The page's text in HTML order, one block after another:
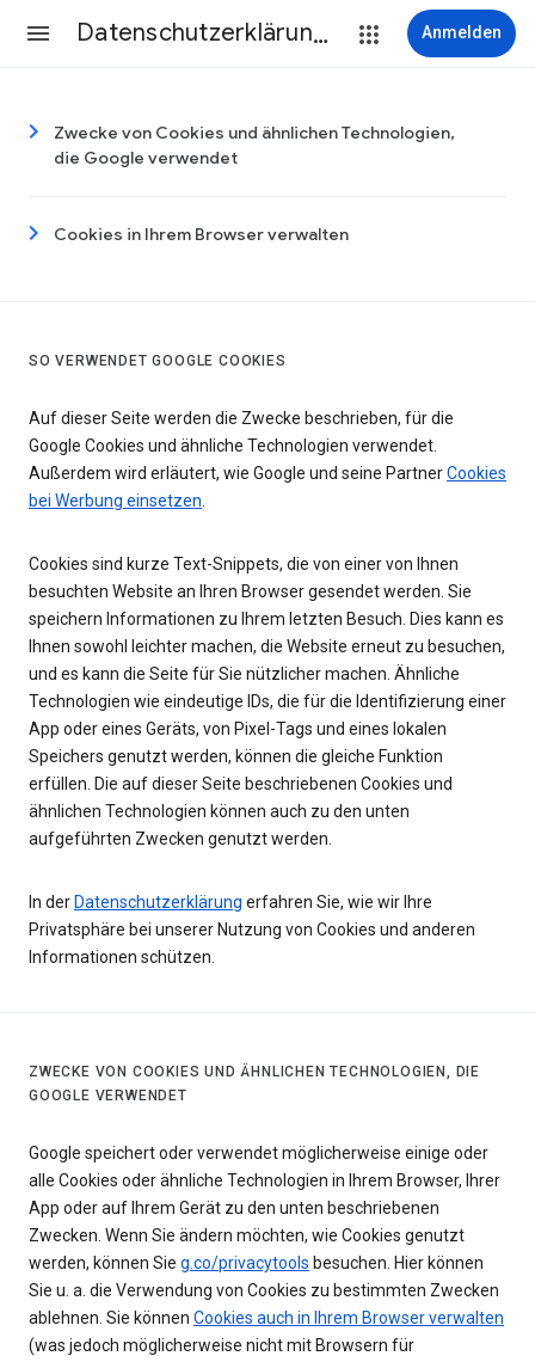
Datenschutzerklärung & Nutzungsbedingungen Anmelden
Zwecke von Cookies und ähnlichen Technologien,
die Google verwendet
Cookies in Ihrem Browser verwalten
SO VERWENDET GOOGLE COOKIES
Auf dieser Seite werden die Zwecke beschrieben, für die
Google Cookies und ähnliche Technologien verwendet.
Außerdem wird erläutert, wie Google und seine PartnerCookies
bei Werbung einsetzen.
Cookies sind kurze Text-Snippets, die von einer von Ihnen
besuchten Website an Ihren Browser gesendet werden. Sie
speichern Informationen zu Ihrem letzten Besuch. Dies kann es
Ihnen sowohl leichter machen, die Website erneut zu besuchen,
und es kann die Seite für Sie nützlicher machen. Ähnliche
Technologien wie eindeutige IDs, die für die Identifizierung einer
App oder eines Geräts, von Pixel-Tags und eines lokalen
Speichers genutzt werden, können die gleiche Funktion
erfüllen. Die auf dieser Seite beschriebenen Cookies und
ähnlichen Technologien können auch zu den unten
aufgeführten Zwecken genutzt werden.
In der Datenschutzerklärung erfahren Sie, wie wir Ihre
Privatsphäre bei unserer Nutzung von Cookies und anderen
Informationen schützen.
ZWECKE VON COOKIES UND ÄHNLICHEN TECHNOLOGIEN, DIE
GOOGLE VERWENDET
Google speichert oder verwendet möglicherweise einige oder
alle Cookies oder ähnliche Technologien in Ihrem Browser, Ihrer
App oder auf Ihrem Gerät zu den unten beschriebenen
Zwecken. Wenn Sie ändern möchten, wie Cookies genutzt
werden, können Sie g.co/privacytools besuchen. Hier können
Sie u. a. die Verwendung von Cookies zu bestimmten Zwecken
ablehnen. Sie können Cookies auch in Ihrem Browser verwalten
(was jedoch möglicherweise nicht mit Browsern für